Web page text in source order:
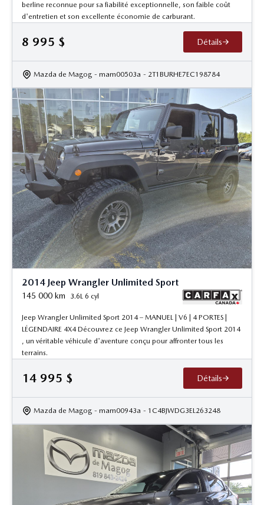
berline reconnue pour sa fiabilité exceptionnelle, son faible coût
d'entretien et son excellente économie de carburant.
8 995 $ Détails
Mazda de Magog - mam00503a - 2T1BURHE7EC198784
2014 Jeep Wrangler Unlimited Sport
145 000 km 3.6L 6 cyl
Jeep Wrangler Unlimited Sport 2014 – MANUEL | V6 | 4 PORTES |
LÉGENDAIRE 4X4 Découvrez ce Jeep Wrangler Unlimited Sport 2014
, un véritable véhicule d'aventure conçu pour affronter tous les
terrains.
14 995 $ Détails
Mazda de Magog - mam00943a - 1C4BJWDG3EL263248